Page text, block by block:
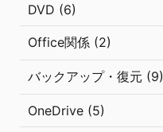
DVD (6)
Office関係 (2)
バックアップ・復元 (9)
OneDrive (5)